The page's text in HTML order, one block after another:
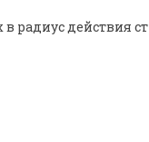
радиус действия